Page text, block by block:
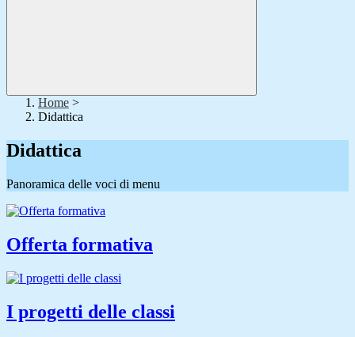
Home >
Didattica
Didattica
Panoramica delle voci di menu
Offerta formativa
I progetti delle classi